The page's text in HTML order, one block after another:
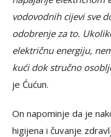
vodovodnih cijevi sve
odobrenje za to.
električnu energiju,
kući dok stručno
je Ćućun.
On napominje da je
higijena i čuvanje